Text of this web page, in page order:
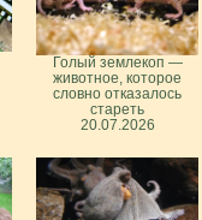
Голый землекоп —
животное, которое
словно отказалось
стареть
20.07.2026